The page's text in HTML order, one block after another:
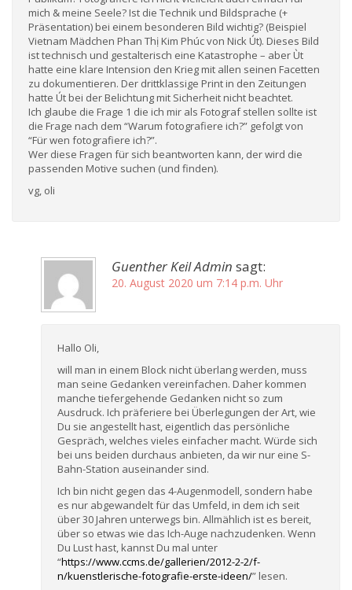
mich & meine Seele? Ist die Technik und Bildsprache (+
Präsentation) bei einem besonderen Bild wichtig? (Beispiel
Vietnam Mädchen Phan Thị Kim Phúc von Nick Út). Dieses Bild
ist technisch und gestalterisch eine Katastrophe – aber Ùt
hatte eine klare Intension den Krieg mit allen seinen Facetten
zu dokumentieren. Der drittklassige Print in den Zeitungen
hatte Út bei der Belichtung mit Sicherheit nicht beachtet.
Ich glaube die Frage 1 die ich mir als Fotograf stellen sollte ist
die Frage nach dem “Warum fotografiere ich?” gefolgt von
“Für wen fotografiere ich?”.
Wer diese Fragen für sich beantworten kann, der wird die
passenden Motive suchen (und finden).
vg, oli
Guenther Keil Admin sagt:
20. August 2020 um 7:14 p.m. Uhr
Hallo Oli,
will man in einem Block nicht überlang werden, muss
man seine Gedanken vereinfachen. Daher kommen
manche tiefergehende Gedanken nicht so zum
Ausdruck. Ich präferiere bei Überlegungen der Art, wie
Du sie angestellt hast, eigentlich das persönliche
Gespräch, welches vieles einfacher macht. Würde sich
bei uns beiden durchaus anbieten, da wir nur eine S-
Bahn-Station auseinander sind.
Ich bin nicht gegen das 4-Augenmodell, sondern habe
es nur abgewandelt für das Umfeld, in dem ich seit
über 30 Jahren unterwegs bin. Allmählich ist es bereit,
über so etwas wie das Ich-Auge nachzudenken. Wenn
Du Lust hast, kannst Du mal unter
“https://www.ccms.de/gallerien/2012-2-2/f-
n/kuenstlerische-fotografie-erste-ideen/” lesen.